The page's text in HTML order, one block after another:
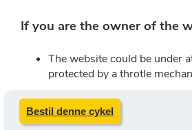
Bestil denne cykel